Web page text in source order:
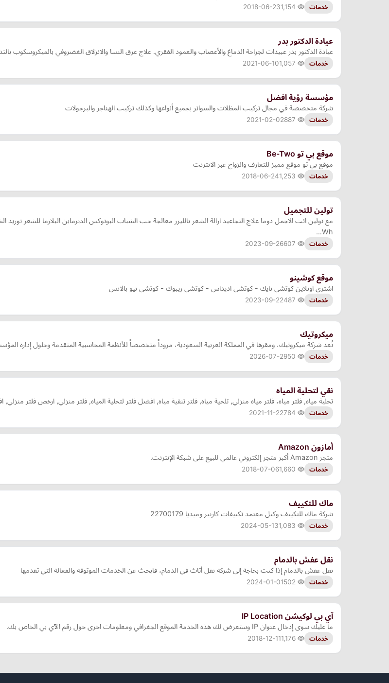
خدمات 2018-06-23
عيادة الدكتور بدر
عيادة الدكتور بدر عبيدات لجراحة الدماغ والأعصاب والعمود الفقري. علاج عرق النسا والانزلاق الغضروفي بالميكروسكوب
خدمات 2021-06-10
مؤسسة رؤية افضل
شركة متخصصة في مجال تركيب المظلات والسواتر بجميع أنواعها وكذلك تركيب الهناجر والبرجولات
خدمات 2021-02-02
موقع بي تو Be-Two
موقع بي تو موقع مميز للتعارف والزواج عبر الانترنت
خدمات 2018-06-24
تولين للتجميل
Wh…
خدمات 2023-09-26
موقع كوشينو
اشتري اونلاين كوتشى نايك - كوتشى اديداس - كوتشى ريبوك - كوتشى نيو بالانس
خدمات 2023-09-22
ميكروتيك
تُعد شركة ميكروتيك، ومقرها في المملكة العربية السعودية، مزوداً متخصصاً للأنظمة المحاسبية المتقدمة وحلول إدارة
خدمات 2026-07-29
نقي لتحلية المياه
تحلية مياه, فلتر مياه، فلتر مياه منزلي, تلحية مياه, فلتر تنقية مياه, افضل فلتر لتحلية المياه, فلتر منزلي, ارخص فلتر
خدمات 2021-11-22
أمازون Amazon
متجر Amazon أكبر متجر إلكتروني عالمي للبيع على شبكة الإنترنت.
خدمات 2018-07-06
ماك للتكييف
شركة ماك للتكييف وكيل معتمد تكييفات كاريير وميديا 22700179
خدمات 2024-05-13
نقل عفش بالدمام
نقل عفش بالدمام إذا كنت بحاجة إلى شركة نقل أثاث في الدمام، فابحث عن الخدمات الموثوقة والفعالة التي تقدمها
خدمات 2024-01-01
آي بي لوكيشن IP Location
ما عليك سوى إدخال عنوان IP وستعرض لك هذه الخدمة الموقع الجغرافي ومعلومات اخرى حول رقم الآي بي الخاص بك.
خدمات 2018-12-11